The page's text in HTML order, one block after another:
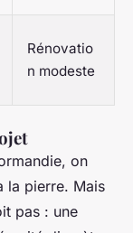
Rénovatio
n modeste
on
la pierre. Mais
pas : une